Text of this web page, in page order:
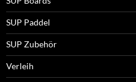
SUP Paddel
SUP Zubehör
Verleih